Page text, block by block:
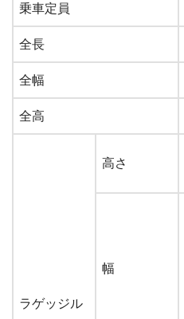
乗車定員
全長
全幅
全高
ラゲッジル
高さ
幅